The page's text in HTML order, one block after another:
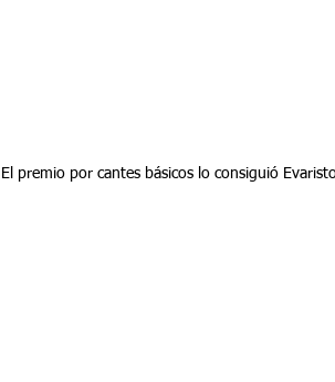
El premio por cantes básicos lo consiguió